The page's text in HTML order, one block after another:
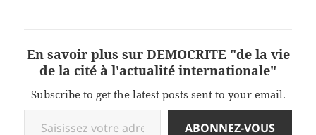
En savoir plus sur DEMOCRITE "de la vie
de la cité à l'actualité internationale"
Subscribe to get the latest posts sent to your email.
Saisissez votre adresse e-mail…
ABONNEZ-VOUS